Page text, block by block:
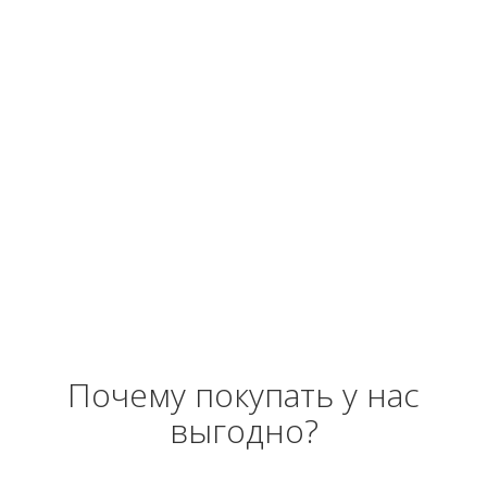
Почему покупать у нас
выгодно?